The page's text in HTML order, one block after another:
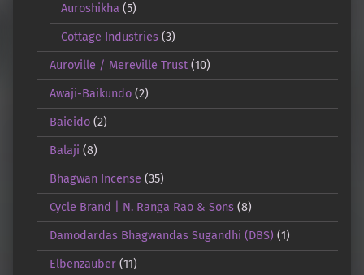
Auroshikha (5)
Cottage Industries (3)
Auroville / Mereville Trust(10)
Awaji-Baikundo(2)
Baieido(2)
Balaji (8)
Bhagwan Incense (35)
Cycle Brand | N. Ranga Rao & Sons(8)
Damodardas Bhagwandas Sugandhi (DBS) (1)
Elbenzauber(11)